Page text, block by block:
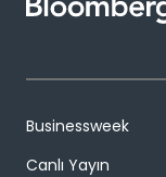
Businessweek
Canlı Yayın